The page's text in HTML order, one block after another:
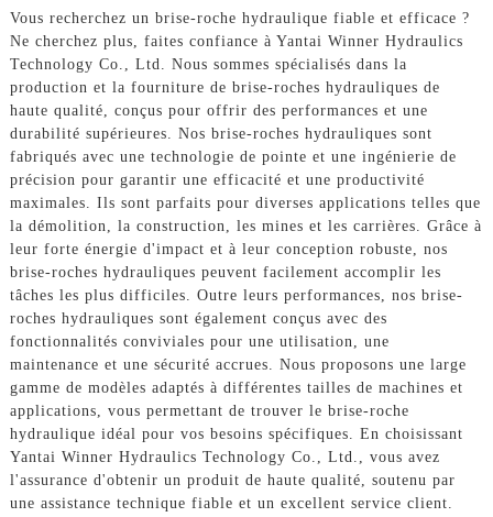
Vous recherchez un brise-roche hydraulique fiable et efficace ?
Ne cherchez plus, faites confiance à Yantai Winner Hydraulics
Technology Co., Ltd. Nous sommes spécialisés dans la
production et la fourniture de brise-roches hydrauliques de
haute qualité, conçus pour offrir des performances et une
durabilité supérieures. Nos brise-roches hydrauliques sont
fabriqués avec une technologie de pointe et une ingénierie de
précision pour garantir une efficacité et une productivité
maximales. Ils sont parfaits pour diverses applications telles que
la démolition, la construction, les mines et les carrières. Grâce à
leur forte énergie d'impact et à leur conception robuste, nos
brise-roches hydrauliques peuvent facilement accomplir les
tâches les plus difficiles. Outre leurs performances, nos brise-
roches hydrauliques sont également conçus avec des
fonctionnalités conviviales pour une utilisation, une
maintenance et une sécurité accrues. Nous proposons une large
gamme de modèles adaptés à différentes tailles de machines et
applications, vous permettant de trouver le brise-roche
hydraulique idéal pour vos besoins spécifiques. En choisissant
Yantai Winner Hydraulics Technology Co., Ltd., vous avez
l'assurance d'obtenir un produit de haute qualité, soutenu par
une assistance technique fiable et un excellent service client.